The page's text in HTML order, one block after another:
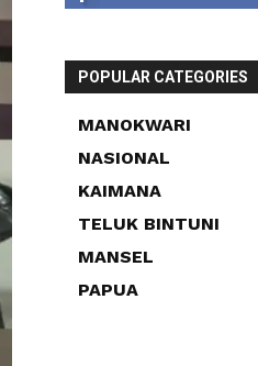
POPULAR CATEGORIES
MANOKWARI
NASIONAL
KAIMANA
TELUK BINTUNI
MANSEL
PAPUA